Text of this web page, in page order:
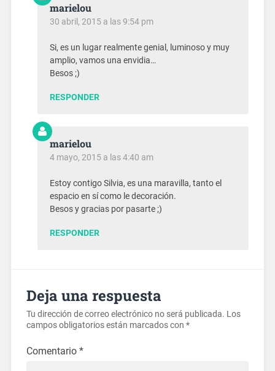
marielou
30 abril, 2015 a las 9:54 pm
Si, es un lugar realmente genial, luminoso y muy
amplio, vamos una envidia…
Besos ;)
RESPONDER
marielou
4 mayo, 2015 a las 4:40 am
Estoy contigo Silvia, es una maravilla, tanto el
espacio en sí como le decoración.
Besos y gracias por pasarte ;)
RESPONDER
Deja una respuesta
Tu dirección de correo electrónico no será publicada. Los
campos obligatorios están marcados con *
Comentario *